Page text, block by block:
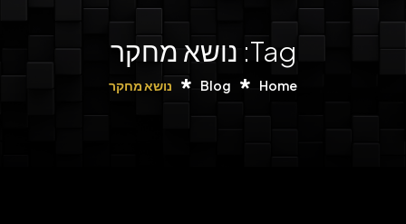
Tag: נושא מחקר
Home
Blog נושא מחקר